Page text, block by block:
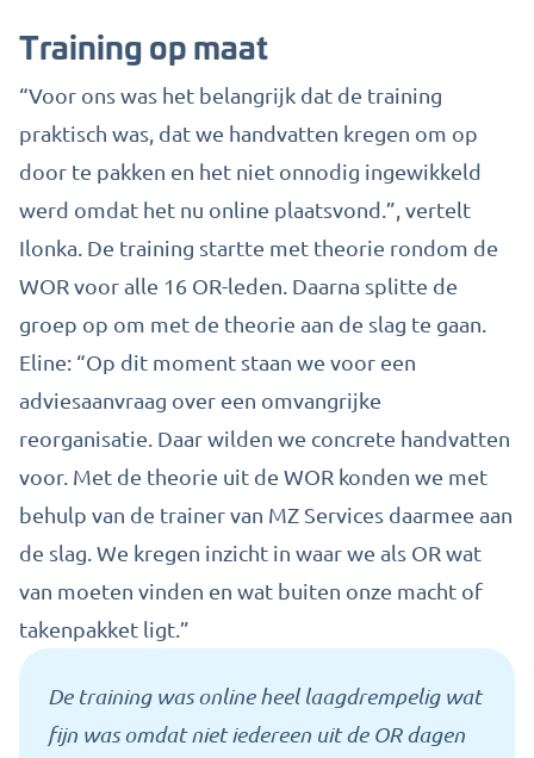
Training op maat
“Voor ons was het belangrijk dat de training
praktisch was, datwe handvatten kregen om op
door te pakken en het niet onnodig ingewikkeld
werd omdat het nu online plaatsvond. ”, vertelt
Ilonka. De training startte met theorie rondom de
WOR voor alle 16 OR-leden. Daarna splitte de
groep op om met de theorie aan de slag te gaan.
Eline: “Op dit moment staan we voor een
adviesaanvraag over een omvangrijke
reorganisatie. Daar wilden we concrete handvatten
voor. Met de theorie uit de WOR konden we met
behulp van de trainer van MZ Services daarmee aan
de slag. We kregen inzicht in waar we als OR wat
van moeten vinden en wat buiten onze macht of
takenpakket ligt.”
De training was online heel laagdrempelig wat
fijn was omdat niet iedereen uit de OR dagen